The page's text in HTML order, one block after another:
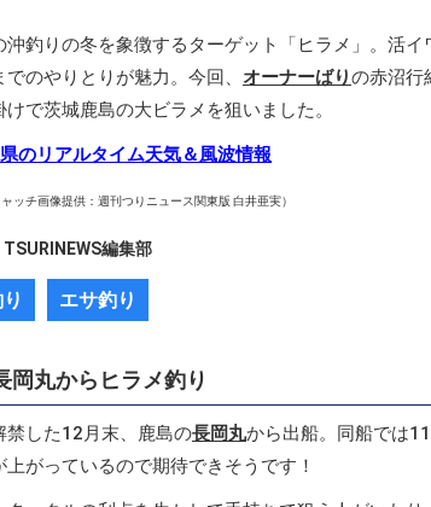
沖釣りの冬を象徴するターゲット「ヒラメ」。活
でのやりとりが魅力。今回、 オーナーばりの赤沼行
けで茨城鹿島の大ビラメを狙いました。
のリアルタイム天気＆風波情報
ャッチ画像提供：週刊つりニュース関東版 白井亜実）
TSURINEWS編集部
エサ釣り
岡丸からヒラメ釣り
禁した12月末、鹿島の長岡丸から出船。同船では
上がっているので期待できそうです！